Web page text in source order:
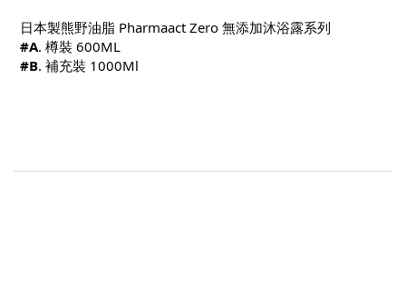
日本製熊野油脂 Pharmaact Zero 無添加沐浴露系列
#A. 樽裝 600ML
#B. 補充裝 1000Ml